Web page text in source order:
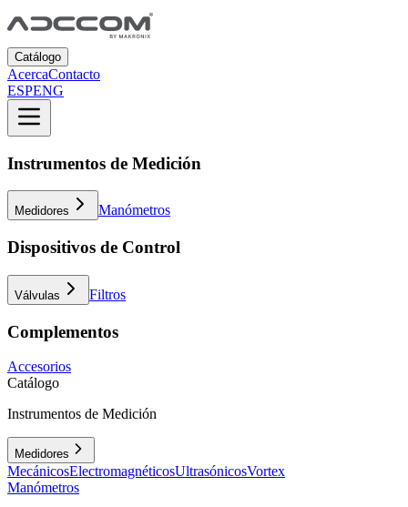
Catálogo
AcercaContacto
ESPENG
Instrumentos de Medición
Medidores Manómetros
Dispositivos de Control
Válvulas Filtros
Complementos
Accesorios
Catálogo
Instrumentos de Medición
Medidores
MecánicosElectromagnéticosUltrasónicosVortex
Manómetros